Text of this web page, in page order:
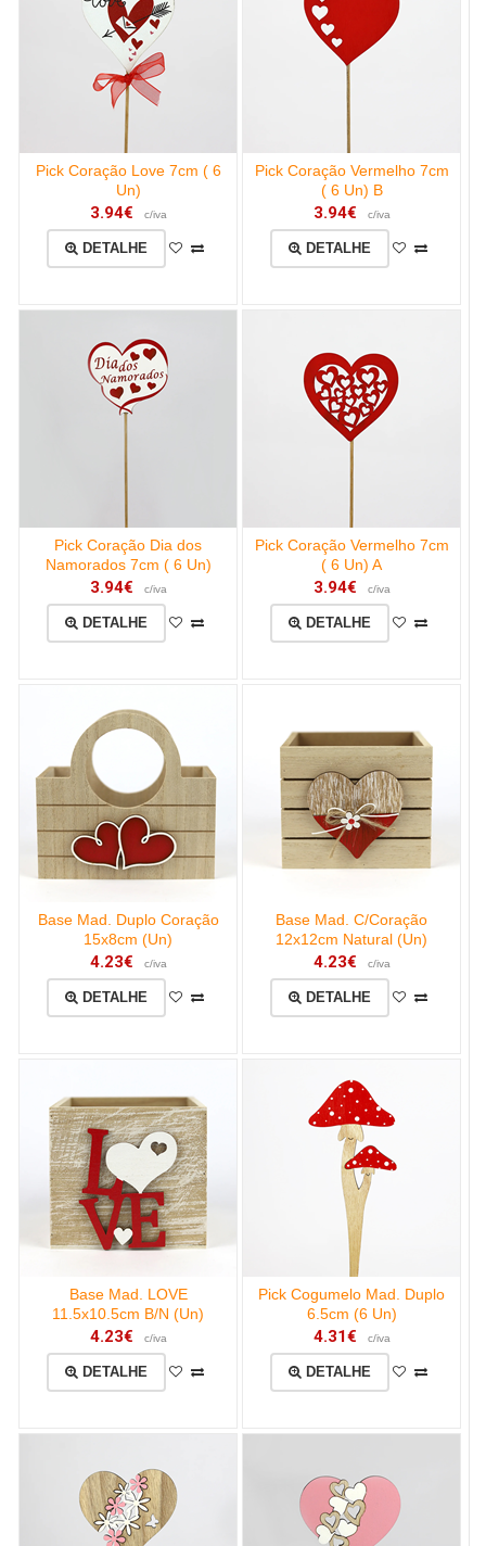
Pick Coração Love 7cm ( 6
Un)
3.94€ c/iva
DETALHE
Pick Coração Vermelho 7cm
( 6 Un) B
3.94€ c/iva
DETALHE
Pick Coração Dia dos
Namorados 7cm ( 6 Un)
3.94€ c/iva
DETALHE
Pick Coração Vermelho 7cm
( 6 Un) A
3.94€ c/iva
DETALHE
Base Mad. Duplo Coração
15x8cm (Un)
4.23€ c/iva
DETALHE
Base Mad. C/Coração
12x12cm Natural (Un)
4.23€ c/iva
DETALHE
Base Mad. LOVE
11.5x10.5cm B/N (Un)
4.23€ c/iva
DETALHE
Pick Cogumelo Mad. Duplo
6.5cm (6 Un)
4.31€ c/iva
DETALHE